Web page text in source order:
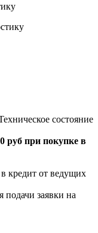
состояние
руб при покупке в
кредит от ведущих
заявки на